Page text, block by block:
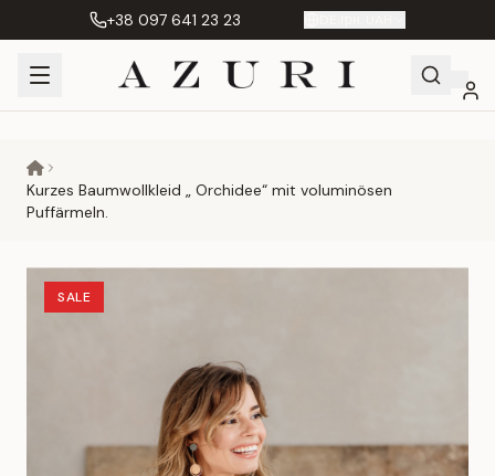
+38 097 641 23 23
Kurzes Baumwollkleid „ Orchidee“ mit voluminösen
Puffärmeln.
SALE